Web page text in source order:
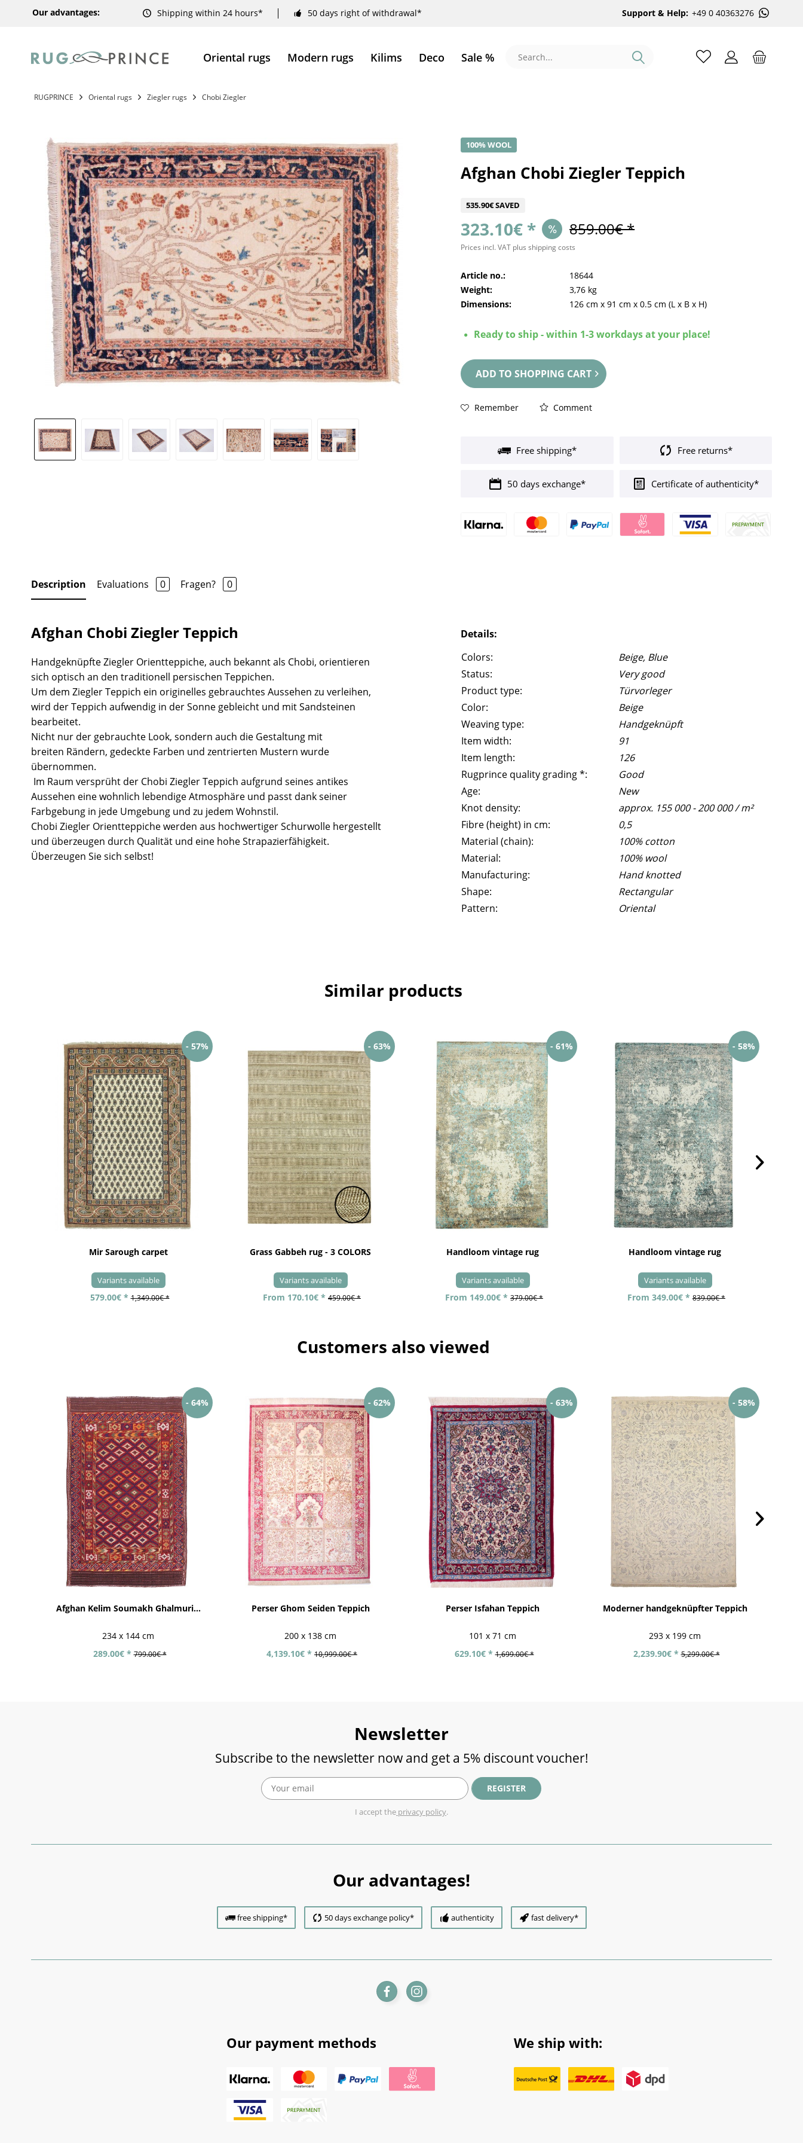
Our advantages: Shipping within 24 hours* 50 days right of withdrawal* Support & Help: +49 0 40363276
Oriental rugs Modern rugs Kilims Deco Sale %
RUGPRINCE Oriental rugs Ziegler rugs Chobi Ziegler
100% WOOL
Afghan Chobi Ziegler Teppich
535.90€ SAVED
323.10€ * 859.00€ *
Prices incl. VAT plus shipping costs
Article no.:
18644
Weight:
3,76 kg
Dimensions:
126 cm x91 cm x0.5 cm (L x B x H)
Ready to ship - within 1-3 workdays at your place!
ADD TO SHOPPING CART
Remember Comment
Free shipping* Free returns*
50 days exchange* Certificate of authenticity*
Description Evaluations 0 Fragen? 0
Afghan Chobi Ziegler Teppich
Handgeknüpfte Ziegler Orientteppiche, auch bekannt als Chobi, orientieren
sich optisch an den traditionell persischen Teppichen.
Um dem Ziegler Teppich ein originelles gebrauchtes Aussehen zu verleihen,
wird der Teppich aufwendig in der Sonne gebleicht und mit Sandsteinen
bearbeitet.
Nicht nur der gebrauchte Look, sondern auch die Gestaltung mit
breiten Rändern, gedeckte Farben und zentrierten Mustern wurde
übernommen.
Im Raum versprüht der Chobi Ziegler Teppich aufgrund seines antikes
Aussehen eine wohnlich lebendige Atmosphäre und passt dank seiner
Farbgebung in jede Umgebung und zu jedem Wohnstil.
Chobi Ziegler Orientteppiche werden aus hochwertiger Schurwolle hergestellt
und überzeugen durch Qualität und eine hohe Strapazierfähigkeit.
Überzeugen Sie sich selbst!
Details:
Colors:
Beige, Blue
Status:
Very good
Product type:
Türvorleger
Color:
Beige
Weaving type:
Handgeknüpft
Item width:
91
Item length:
126
Rugprince quality grading *:
Good
Age:
New
Knot density:
approx. 155 000 - 200 000 / m²
Fibre (height) in cm:
0,5
Material (chain):
100% cotton
Material:
100% wool
Manufacturing:
Hand knotted
Shape:
Rectangular
Pattern:
Oriental
Similar products
- 57%
Mir Sarough carpet
Variants available
579.00€ * 1,349.00€ *
- 63%
Grass Gabbeh rug - 3 COLORS
Variants available
From 170.10€ * 459.00€ *
- 61%
Handloom vintage rug
Variants available
From 149.00€ * 379.00€ *
- 58%
Handloom vintage rug
Variants available
From 349.00€ * 839.00€ *
Customers also viewed
- 64%
Afghan Kelim Soumakh Ghalmuri...
234 x 144 cm
289.00€ * 799.00€ *
- 62%
Perser Ghom Seiden Teppich
200 x 138 cm
4,139.10€ * 10,999.00€ *
- 63%
Perser Isfahan Teppich
101 x 71 cm
629.10€ * 1,699.00€ *
- 58%
Moderner handgeknüpfter Teppich
293 x 199 cm
2,239.90€ * 5,299.00€ *
Newsletter
Subscribe to the newsletter now and get a 5% discount voucher!
REGISTER
I accept the privacy policy.
Our advantages!
free shipping* 50 days exchange policy* authenticity fast delivery*
Our payment methods We ship with: